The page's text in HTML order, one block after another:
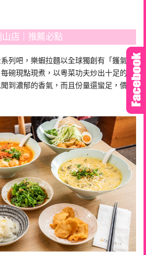
店｜推薦必點
列吧，樂蝦拉麵以全球獨創有「鑊氣」
碗現點現煮，以粵菜功夫炒出十足的鍋
到濃郁的香氣，而且份量還蠻足，價位